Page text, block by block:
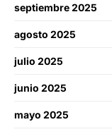
septiembre 2025
agosto 2025
julio 2025
junio 2025
mayo 2025